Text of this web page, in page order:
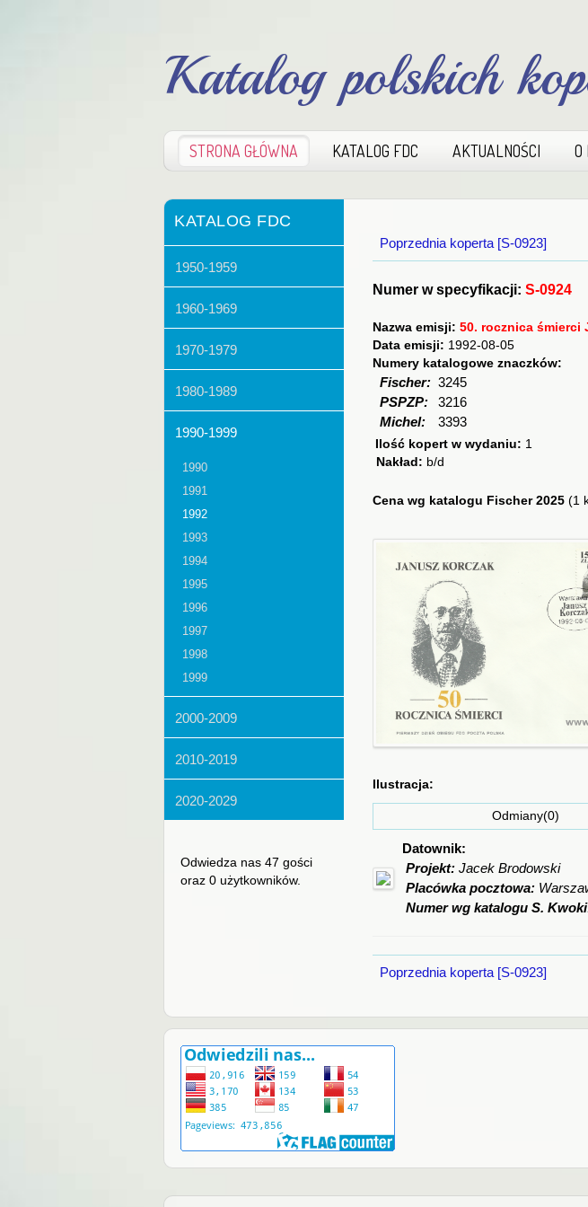
Katalog polskich
STRONA GŁÓWNA KATALOG FDC AKTUALNOŚCI O
KATALOG FDC
1950-1959
1960-1969
1970-1979
1980-1989
1990-1999
1990
1991
1992
1993
1994
1995
1996
1997
1998
1999
2000-2009
2010-2019
2020-2029
Odwiedza nas 47 gości
oraz 0 użytkowników.
Poprzednia koperta [S-0923]
Numer w specyfikacji: S-0924
Nazwa emisji: 50. rocznica śmierci
Data emisji: 1992-08-05
Numery katalogowe znaczków:
Fischer: 3245
PSPZP:
3216
Michel:
3393
Ilość kopert w wydaniu: 1
Nakład: b/d
Cena wg katalogu Fischer 2025 (1
Ilustracja:
Datownik:
Projekt: Jacek Brodowski
Placówka pocztowa:
Numer wg katalogu S.
Poprzednia koperta [S-0923]